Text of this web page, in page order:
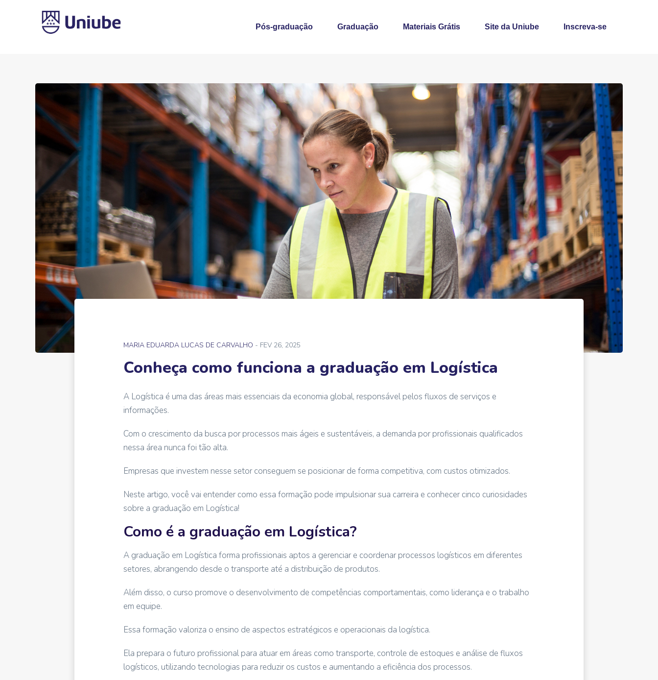
Pós-graduação Graduação Materiais Grátis Site da Uniube Inscreva-se
MARIA EDUARDA LUCAS DE CARVALHO - FEV 26, 2025
Conheça como funciona a graduação em Logística
A Logística é uma das áreas mais essenciais da economia global, responsável pelos fluxos de serviços e
informações.
Com o crescimento da busca por processos mais ágeis e sustentáveis, a demanda por profissionais qualificados
nessa área nunca foi tão alta.
Empresas que investem nesse setor conseguem se posicionar de forma competitiva, com custos otimizados.
Neste artigo, você vai entender como essa formação pode impulsionar sua carreira e conhecer cinco curiosidades
sobre a graduação em Logística!
Como é a graduação em Logística?
A graduação em Logística forma profissionais aptos a gerenciar e coordenar processos logísticos em diferentes
setores, abrangendo desde o transporte até a distribuição de produtos.
Além disso, o curso promove o desenvolvimento de competências comportamentais, como liderança e o trabalho
em equipe.
Essa formação valoriza o ensino de aspectos estratégicos e operacionais da logística.
Ela prepara o futuro profissional para atuar em áreas como transporte, controle de estoques e análise de fluxos
logísticos, utilizando tecnologias para reduzir os custos e aumentando a eficiência dos processos.